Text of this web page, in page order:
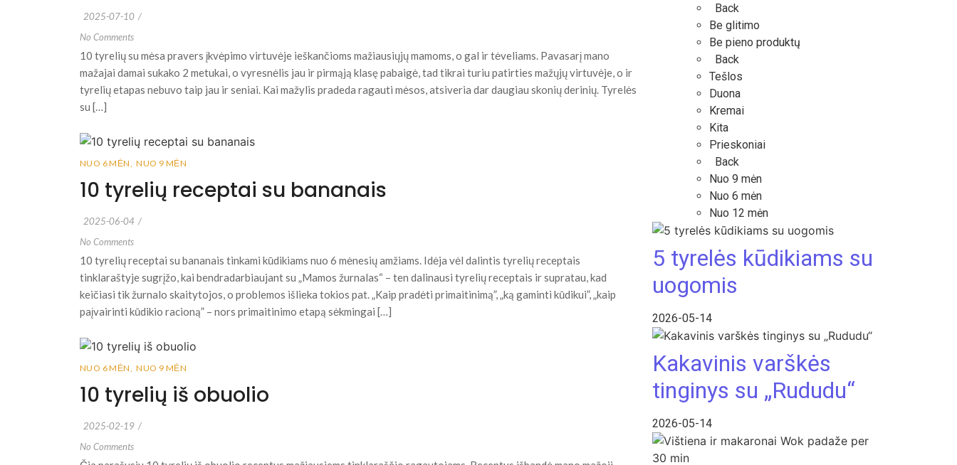
2025-07-10 /
No Comments
10 tyrelių su mėsa pravers įkvėpimo virtuvėje ieškančioms mažiausiųjų mamoms, o gal ir tėveliams. Pavasarį mano
mažajai damai sukako 2 metukai, o vyresnėlis jau ir pirmąją klasę pabaigė, tad tikrai turiu patirties mažųjų virtuvėje, o ir
tyrelių etapas nebuvo taip jau ir seniai. Kai mažylis pradeda ragauti mėsos, atsiveria dar daugiau skonių derinių. Tyrelės
su […]
NUO 6 MĖN, NUO 9 MĖN
10 tyrelių receptai su bananais
2025-06-04 /
No Comments
10 tyrelių receptai su bananais tinkami kūdikiams nuo 6 mėnesių amžiams. Idėja vėl dalintis tyrelių receptais
tinklaraštyje sugrįžo, kai bendradarbiaujant su „Mamos žurnalas“ – ten dalinausi tyrelių receptais ir supratau, kad
keičiasi tik žurnalo skaitytojos, o problemos išlieka tokios pat. „Kaip pradėti primaitinimą”, „ką gaminti kūdikui”, „kaip
paįvairinti kūdikio racioną” – nors primaitinimo etapą sėkmingai […]
NUO 6 MĖN, NUO 9 MĖN
10 tyrelių iš obuolio
2025-02-19 /
No Comments
Back
Be glitimo
Be pieno produktų
Back
Tešlos
Duona
Kremai
Kita
Prieskoniai
Back
Nuo 9 mėn
Nuo 6 mėn
Nuo 12 mėn
5 tyrelės kūdikiams su
uogomis
2026-05-14
Kakavinis varškės
tinginys su „Rududu“
2026-05-14